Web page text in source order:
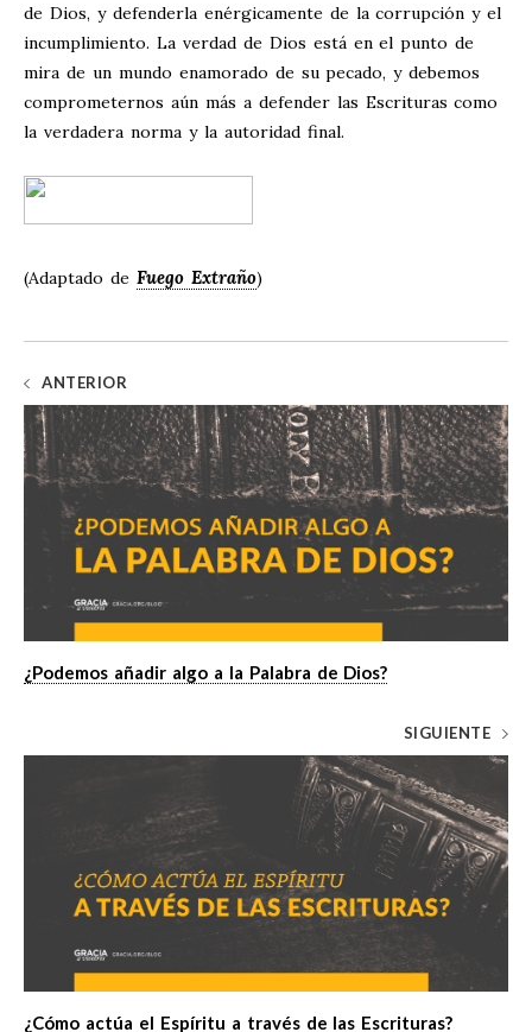
de Dios, y defenderla enérgicamente de la corrupción y el
incumplimiento. La verdad de Dios está en el punto de
mira de un mundo enamorado de su pecado, y debemos
comprometernos aún más a defender las Escrituras como
la verdadera norma y la autoridad final.
(Adaptado de Fuego Extraño)
ANTERIOR
¿Podemos añadir algo a la Palabra de Dios?
SIGUIENTE
¿Cómo actúa el Espíritu a través de las Escrituras?